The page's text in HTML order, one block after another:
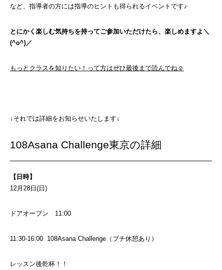
など、指導者の方には指導のヒントも得られるイベントです♪
とにかく楽しむ気持ちを持ってご参加いただけたら、楽しめますよ＼
(^o^)／
もっとクラスを知りたい！って方はぜひ最後まで読んでね☺
↓それでは詳細をお知らせいたします↓
108Asana Challenge東京の詳細
【日時】
12月28日(日)
ドアオープン 11:00
11:30-16:00 108Asana Challenge（プチ休憩あり）
レッスン後乾杯！！